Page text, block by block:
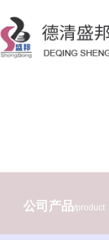
公司产品/product